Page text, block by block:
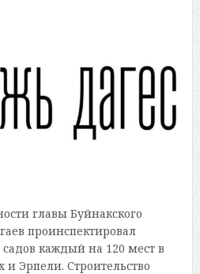
главы Буйнакского
проинспектировал
садов каждый на 120 мест в
Эрпели. Строительство